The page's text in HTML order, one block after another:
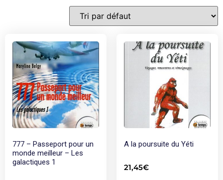
777 – Passeport pour un
monde meilleur – Les
galactiques 1
A la poursuite du Yéti
21,45€